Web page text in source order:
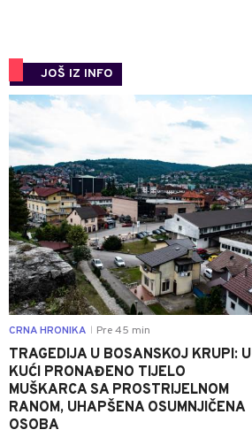
JOŠ IZ INFO
CRNA HRONIKA Pre 45 min
TRAGEDIJA U BOSANSKOJ KRUPI: U
KUĆI PRONAĐENO TIJELO
MUŠKARCA SA PROSTRIJELNOM
RANOM, UHAPŠENA OSUMNJIČENA
OSOBA